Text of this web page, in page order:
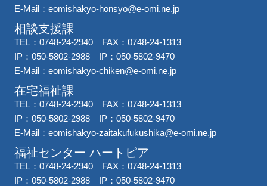
E-Mail： eomishakyo-honsyo@e-omi.ne.jp
相談支援課
TEL：0748-24-2940 FAX：0748-24-1313
IP：050-5802-2988 IP：050-5802-9470
E-Mail： eomishakyo-chiken@e-omi.ne.jp
在宅福祉課
TEL：0748-24-2940 FAX：0748-24-1313
IP：050-5802-2988 IP：050-5802-9470
E-Mail： eomishakyo-zaitakufukushika@e-omi.ne.jp
福祉センター ハートピア
TEL：0748-24-2940 FAX：0748-24-1313
IP：050-5802-2988 IP：050-5802-9470